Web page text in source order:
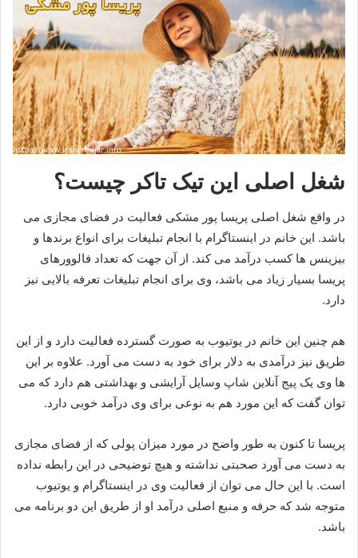
شغل اصلی این تیک تاکر چیست؟
در واقع شغل اصلی پریسا پور مشکی فعالیت در فضای مجازی می
باشد. این خانم در اینستاگرام با انجام تبلیغات برای انواع برندها و
بیزینس ها کسب درآمد می کند. از آن جهت که تعداد فالوورهای
پریسا بسیار زیاد می باشد، وی برای انجام تبلیغات تعرفه بالایی نیز
دارد.
هم چنین این خانم در یوتیوب به صورت گسترده فعالیت دارد و از این
طریق نیز درآمدی به دلار برای خود به دست می آورد. علاوه بر این
ها وی یک پیج آنلاین شاپ وسایل آرایشی و بهداشتی هم دارد که می
توان گفت که این مورد هم به نوعی برای وی درآمد خوبی دارد.
پریسا تا کنون به طور واضح در مورد میزان پولی که از فضای مجازی
به دست می آورد صحبتی نداشته و هیچ توضیحی در این رابطه نداده
است. با این حال می توان از فعالیت وی در اینستاگرام و یوتیوب
متوجه شد که حرفه و منبع اصلی درآمد او از طریق این دو برنامه می
باشد.